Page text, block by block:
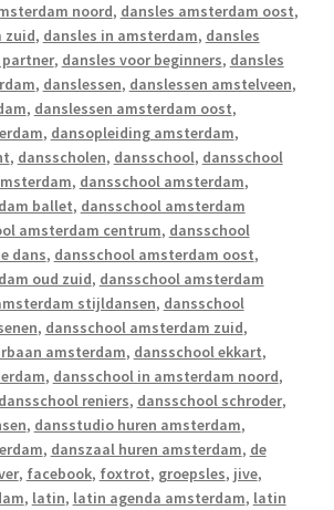
noord, dansles amsterdam oost,
zuid, dansles in amsterdam, dansles
, dansles voor beginners, dansles
, danslessen, danslessen amstelveen,
, danslessen amsterdam oost,
, dansopleiding amsterdam,
, dansscholen, dansschool, dansschool
, dansschool amsterdam,
ballet, dansschool amsterdam
amsterdam centrum, dansschool
dans, dansschool amsterdam oost,
oud zuid, dansschool amsterdam
stijldansen, dansschool
, dansschool amsterdam zuid,
amsterdam, dansschool ekkart,
, dansschool in amsterdam noord,
dansschool reniers, dansschool schroder,
, dansstudio huren amsterdam,
, danszaal huren amsterdam, de
, facebook, foxtrot, groepsles, jive,
, latin, latin agenda amsterdam, latin